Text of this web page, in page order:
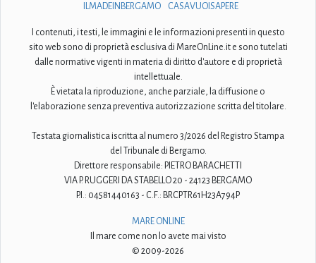
ILMADEINBERGAMO
CASAVUOISAPERE
I contenuti, i testi, le immagini e le informazioni presenti in questo
sito web sono di proprietà esclusiva di MareOnLine.it e sono tutelati
dalle normative vigenti in materia di diritto d'autore e di proprietà
intellettuale.
È vietata la riproduzione, anche parziale, la diffusione o
l'elaborazione senza preventiva autorizzazione scritta del titolare.
Testata giornalistica iscritta al numero 3/2026 del Registro Stampa
del Tribunale di Bergamo.
Direttore responsabile: PIETRO BARACHETTI
VIA P. RUGGERI DA STABELLO 20 - 24123 BERGAMO
P.I.: 04581440163 - C.F.: BRCPTR61H23A794P
MARE ONLINE
Il mare come non lo avete mai visto
© 2009-2026